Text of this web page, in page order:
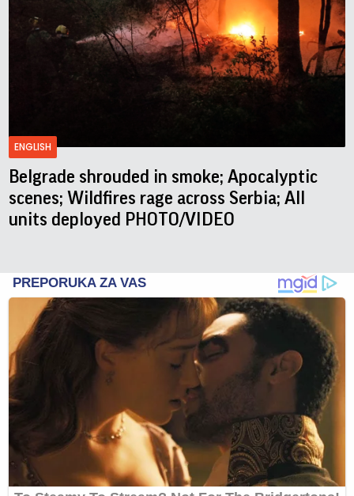
ENGLISH
Belgrade shrouded in smoke; Apocalyptic
scenes; Wildfires rage across Serbia; All
units deployed PHOTO/VIDEO